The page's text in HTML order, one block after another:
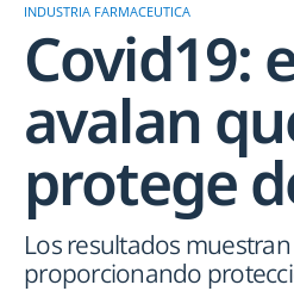
INDUSTRIA FARMACEUTICA
Covid19:
avalan
protege
Los resultados
proporcionando